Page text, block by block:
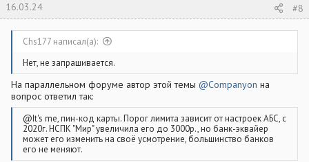
16.03.24 #8
Chs177 написал(а):
Нет, не запрашивается.
На параллельном форуме автор этой темы @Companyon на
вопрос ответил так:
@It's me, пин-код карты. Порог лимита зависит от настроек АБС, с
2020г. НСПК "Мир" увеличила его до 3000р., но банк-эквайер
может его изменить на своё усмотрение, большинство банков
его не меняют.